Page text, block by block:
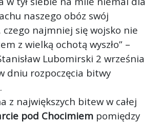
naszego obóz swój
czego najmniej się wojsko nie
z wielką ochotą wyszło” –
Lubomirski 2 września
dniu rozpoczęcia bitwy
z największych bitew w całej
pod Chocimiem pomiędzy